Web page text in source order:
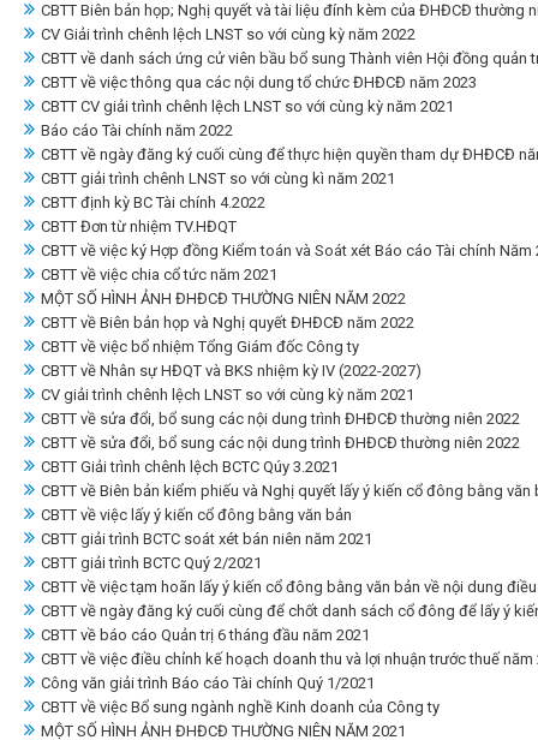
CBTT Biên bản họp; Nghị quyết và tài liệu đính kèm của ĐHĐCĐ thường
CV Giải trình chênh lệch LNST so với cùng kỳ năm 2022
CBTT về danh sách ứng cử viên bầu bổ sung Thành viên Hội đồng quản
CBTT về việc thông qua các nội dung tổ chức ĐHĐCĐ năm 2023
CBTT CV giải trình chênh lệch LNST so với cùng kỳ năm 2021
Báo cáo Tài chính năm 2022
CBTT về ngày đăng ký cuối cùng để thực hiện quyền tham dự ĐHĐCĐ
CBTT giải trình chênh LNST so với cùng kì năm 2021
CBTT định kỳ BC Tài chính 4.2022
CBTT Đơn từ nhiệm TV.HĐQT
CBTT về việc ký Hợp đồng Kiểm toán và Soát xét Báo cáo Tài chính Năm
CBTT về việc chia cổ tức năm 2021
MỘT SỐ HÌNH ẢNH ĐHĐCĐ THƯỜNG NIÊN NĂM 2022
CBTT về Biên bản họp và Nghị quyết ĐHĐCĐ năm 2022
CBTT về việc bổ nhiệm Tổng Giám đốc Công ty
CBTT về Nhân sự HĐQT và BKS nhiệm kỳ IV (2022-2027)
CV giải trình chênh lệch LNST so với cùng kỳ năm 2021
CBTT về sửa đổi, bổ sung các nội dung trình ĐHĐCĐ thường niên 2022
CBTT về sửa đổi, bổ sung các nội dung trình ĐHĐCĐ thường niên 2022
CBTT Giải trình chênh lệch BCTC Qúy 3.2021
CBTT về Biên bản kiểm phiếu và Nghị quyết lấy ý kiến cổ đông bằng văn
CBTT về việc lấy ý kiến cổ đông bằng văn bản
CBTT giải trình BCTC soát xét bán niên năm 2021
CBTT giải trình BCTC Quý 2/2021
CBTT về việc tạm hoãn lấy ý kiến cổ đông bằng văn bản về nội dung
CBTT về ngày đăng ký cuối cùng để chốt danh sách cổ đông để lấy ý
CBTT về báo cáo Quản trị 6 tháng đầu năm 2021
CBTT về việc điều chỉnh kế hoạch doanh thu và lợi nhuận trước thuế năm
Công văn giải trình Báo cáo Tài chính Quý 1/2021
CBTT về việc Bổ sung ngành nghề Kinh doanh của Công ty
MỘT SỐ HÌNH ẢNH ĐHĐCĐ THƯỜNG NIÊN NĂM 2021